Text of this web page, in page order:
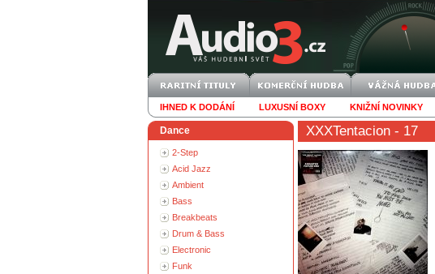
IHNED K DODÁNÍ LUXUSNÍ BOXY KNIŽNÍ NOVINKY
Dance
2-Step
Acid Jazz
Ambient
Bass
Breakbeats
Drum & Bass
Electronic
Funk
XXXTentacion - 17